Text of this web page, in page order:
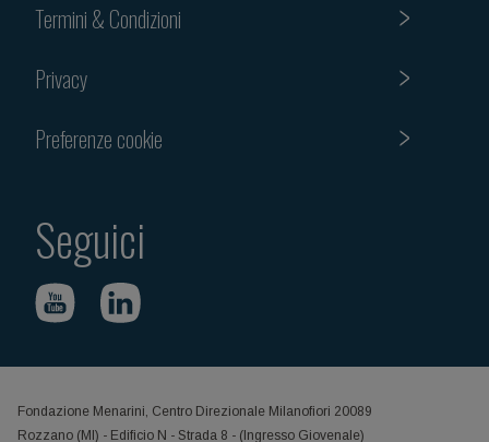
Termini & Condizioni
Privacy
Preferenze cookie
Seguici
Fondazione Menarini, Centro Direzionale Milanofiori 20089
Rozzano (MI) - Edificio N - Strada 8 - (Ingresso Giovenale)